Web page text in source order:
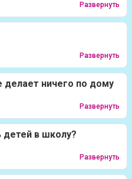
Развернуть
Развернуть
делает ничего по дому
Развернуть
детей в школу?
Развернуть